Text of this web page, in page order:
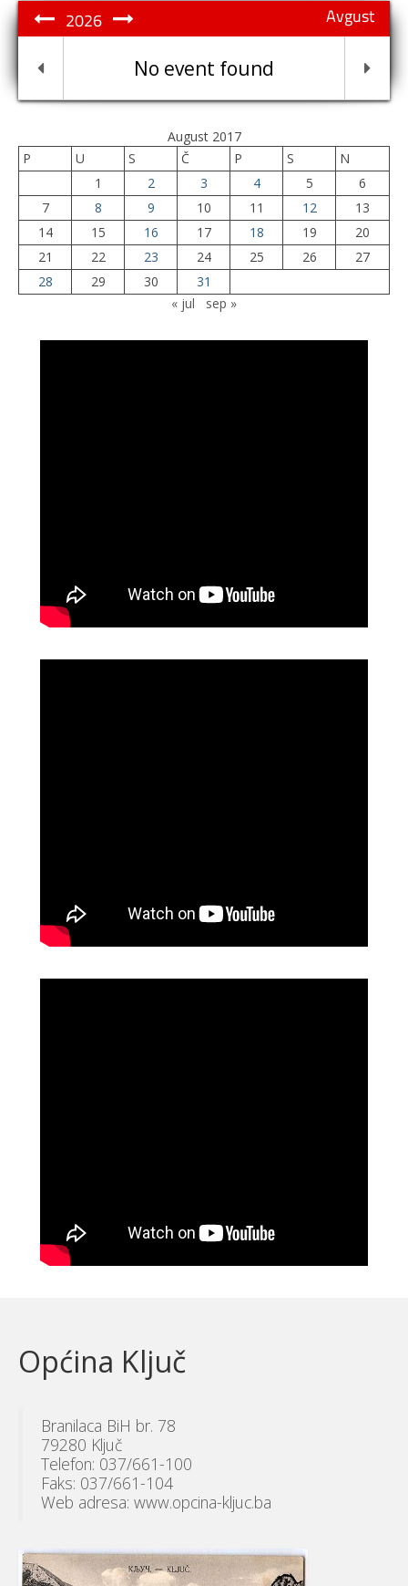
Avgust
2026
No event found
August 2017
P
U S Č P S
N
1
2 3 4 5
6
7
8 9 10 11 12
13
14
15 16 17 18 19
20
21
22 23 24 25 26
27
28
29 30
31
« jul
sep »
Općina Ključ
Branilaca BiH br. 78
79280 Ključ
Telefon: 037/661-100
Faks: 037/661-104
Web adresa: www.opcina-kljuc.ba